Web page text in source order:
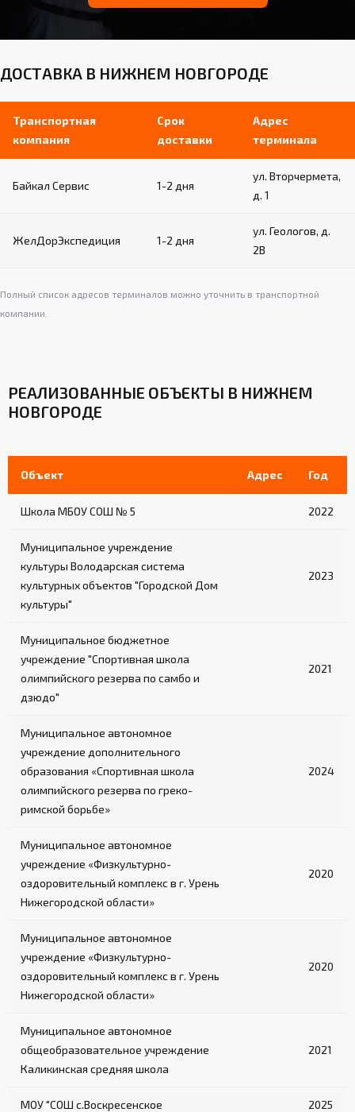
ДОСТАВКА В НИЖНЕМ НОВГОРОДЕ
Транспортная
компания
Срок
доставки
Адрес
терминала
Байкал Сервис 1-2 дня
ул. Вторчермета,
д. 1
ЖелДорЭкспедиция 1-2 дня
ул. Геологов, д.
2В
Полный список адресов терминалов можно уточнить в транспортной
компании.
РЕАЛИЗОВАННЫЕ ОБЪЕКТЫ В НИЖНЕМ
НОВГОРОДЕ
Объект Адрес Год
Школа МБОУ СОШ № 5 2022
Муниципальное учреждение
культуры Володарская система
культурных объектов "Городской Дом
культуры"
2023
Муниципальное бюджетное
учреждение "Спортивная школа
олимпийского резерва по самбо и
дзюдо"
2021
Муниципальное автономное
учреждение дополнительного
образования «Спортивная школа
олимпийского резерва по греко-
римской борьбе»
2024
Муниципальное автономное
учреждение «Физкультурно-
оздоровительный комплекс в г. Урень
Нижегородской области»
2020
Муниципальное автономное
учреждение «Физкультурно-
оздоровительный комплекс в г. Урень
Нижегородской области»
2020
Муниципальное автономное
общеобразовательное учреждение
Каликинская средняя школа
2021
МОУ "СОШ с.Воскресенское 2025